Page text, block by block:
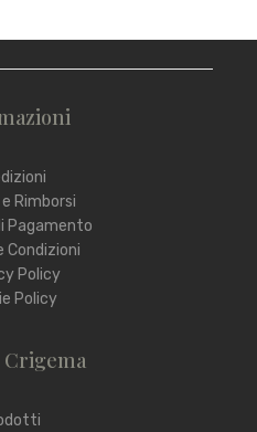
Rimborsi
Pagamento
Condizioni
Policy
Policy
Crigema